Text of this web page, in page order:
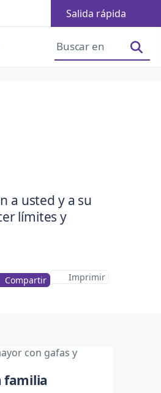
Salida rápida
a usted y a su
límites y
Compartir Imprimir
familia